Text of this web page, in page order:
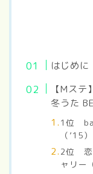
はじめに
【Mス
冬うた
1位
（’15）
2位 恋
ャリー